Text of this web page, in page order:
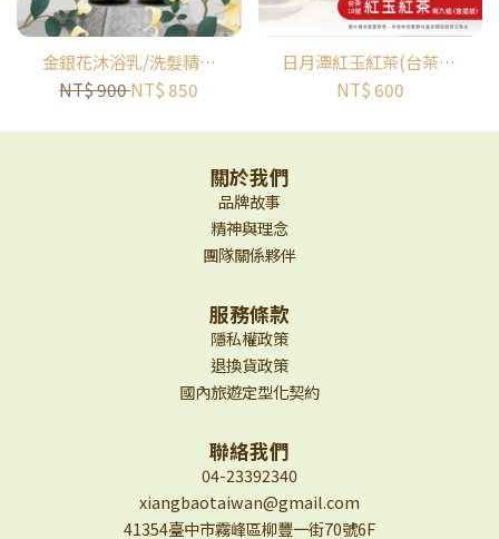
金銀花沐浴乳/洗髮精｜
小島花神｜ISLAND
NT$ 900NT$ 850
日月潭紅玉紅茶(台茶18
NT$ 600
關於我們
品牌故事
精神與理念
團隊關係夥伴
服務條款
隱私權政策
退換貨政策
國內旅遊定型化契約
聯絡我們
04-23392340
xiangbaotaiwan@gmail.com
41354臺中市霧峰區柳豐一街70號6F